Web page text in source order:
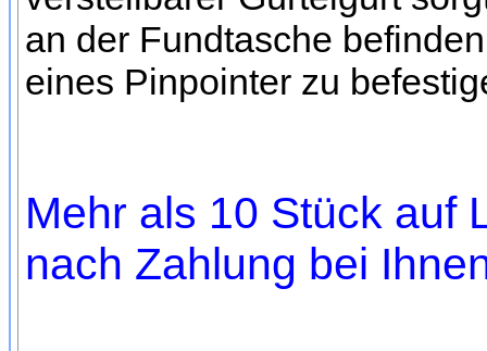
an der Fundtasche
eines Pinpointer zu
Mehr als 10 Stück auf
nach Zahlung bei